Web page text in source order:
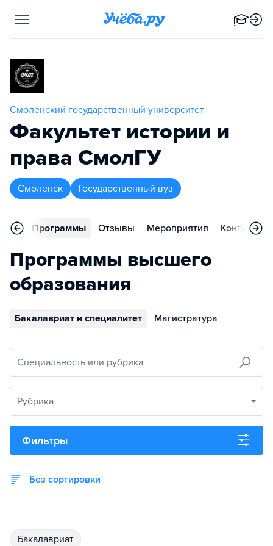
Смоленский государственный университет
Факультет истории и
права СмолГУ
Смоленск Государственный вуз
Программы Отзывы Мероприятия Контакты
Программы высшего
образования
Бакалавриат и специалитет Магистратура
Специальность или рубрика
Рубрика
Фильтры
Без сортировки
бакалавриат